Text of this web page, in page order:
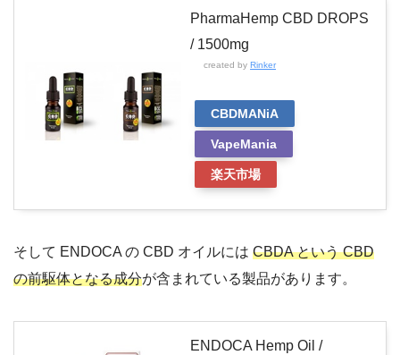
PharmaHemp CBD DROPS
/ 1500mg
created by Rinker
CBDMANiA
VapeMania
楽天市場
そして ENDOCA の CBD オイルには CBDA という CBD
の前駆体となる成分が含まれている製品があります。
ENDOCA Hemp Oil /